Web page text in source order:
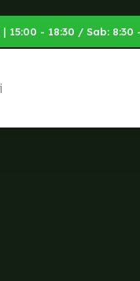
| 15:00 - 18:30 / Sab: